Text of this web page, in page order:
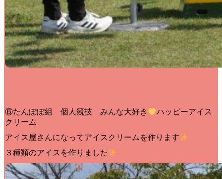
⑥たんぽぽ組 個人競技 みんな大好き
ハッピーアイス
クリーム
アイス屋さんになってアイスクリームを作ります
３種類のアイスを作りました